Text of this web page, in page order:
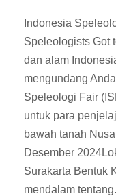
Indonesia
Speleologists Got
dan alam
mengundang
Speleologi Fair
untuk para
bawah tanah
Desember
Surakarta Bentuk
mendalam